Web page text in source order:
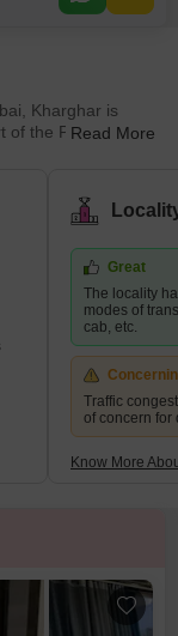
Kharghar is
of the Panvel
was in charge of
has a total land
sp
Read More
Great
The locality
modes of
cab, etc.
Traffic
of concern for
Know More